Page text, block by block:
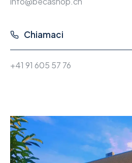
Chiamaci
+41 91 605 57 76